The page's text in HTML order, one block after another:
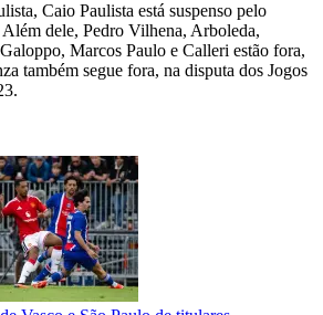
Caio Paulista está suspenso pelo
dele, Pedro Vilhena, Arboleda,
Marcos Paulo e Calleri estão fora,
também segue fora, na disputa dos Jogos